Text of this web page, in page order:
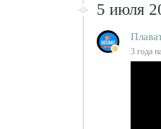
5 июля
3 года